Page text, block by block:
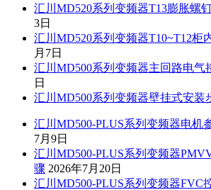
汇川MD520系列变频器T13膨胀螺
3日
汇川MD520系列变频器T10~T12柜
月7日
汇川MD500系列变频器主回路电气
日
汇川MD500系列变频器壁挂式安装
汇川MD500-PLUS系列变频器电机
7月9日
汇川MD500-PLUS系列变频器
骤 2026年7月20日
汇川MD500-PLUS系列变频器FVC